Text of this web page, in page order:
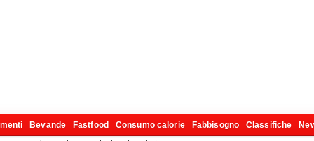
Bevande Fastfood Consumo calorie Fabbisogno Classifiche